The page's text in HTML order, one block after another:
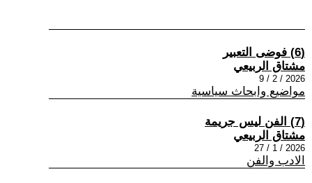
(6) فوضى التعبير
مشتاق الربيعي
2026 / 2 / 9
مواضيع وابحاث سياسية
(7) الفن ليس جريمة
مشتاق الربيعي
2026 / 1 / 27
الادب والفن